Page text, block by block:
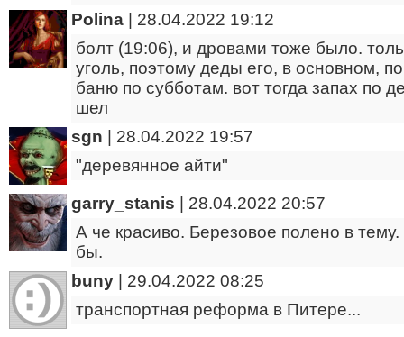
Polina
28.04.2022 19:12
болт (19:06), и дровами тоже было.
уголь, поэтому деды его, в основном,
баню по субботам. вот тогда запах по
шел
sgn
28.04.2022 19:57
"деревянное айти"
garry_stanis
28.04.2022 20:57
А че красиво. Березовое полено в
бы.
buny
29.04.2022 08:25
транспортная реформа в Питере...